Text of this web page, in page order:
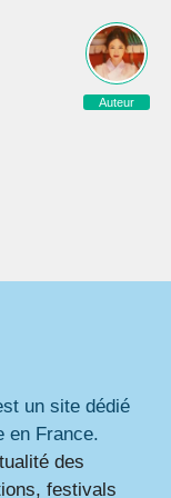
Auteur
un site dédié
en France.
des
festivals